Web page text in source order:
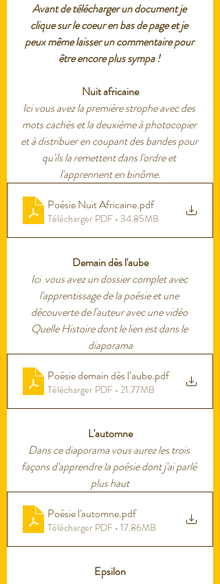
Avant de télécharger un document je
clique sur le coeur en bas de page et je
peux même laisser un commentaire pour
être encore plus sympa !
Nuit africaine
Ici vous avez la première strophe avec des
mots cachés et la deuxième à photocopier
et à distribuer en coupant des bandes pour
qu'ils la remettent dans l'ordre et
l'apprennent en binôme.
Poésie Nuit Africaine.pdf
Télécharger PDF • 34.85MB
Demain dès l'aube
Ici  vous avez un dossier complet avec
l'apprentissage de la poésie et une
découverte de l'auteur avec une vidéo
Quelle Histoire dont le lien est dans le
diaporama
Poésie demain dès l’aube.pdf
Télécharger PDF • 21.77MB
L'automne
Dans ce diaporama vous aurez les trois
façons d'apprendre la poésie dont j'ai parlé
plus haut
Poésie l'automne.pdf
Télécharger PDF • 17.86MB
Epsilon